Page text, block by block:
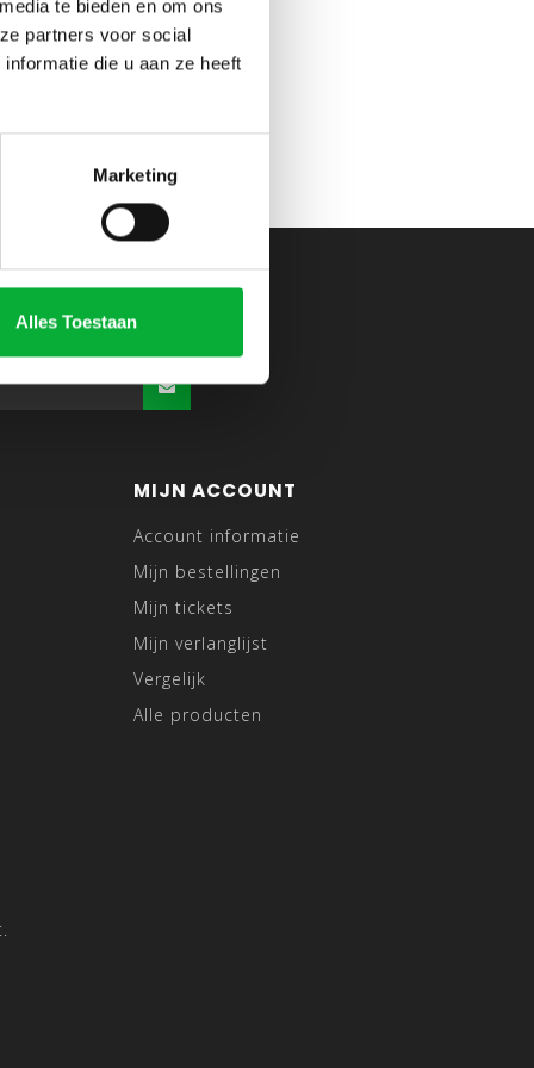
te bieden en om ons
partners voor social
die u aan ze heeft
Marketing
Alles Toestaan
MIJN ACCOUNT
Account informatie
Mijn bestellingen
Mijn tickets
Mijn verlanglijst
Vergelijk
Alle producten